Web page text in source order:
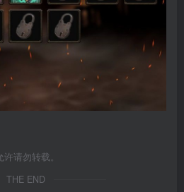
请勿转载。
THE END